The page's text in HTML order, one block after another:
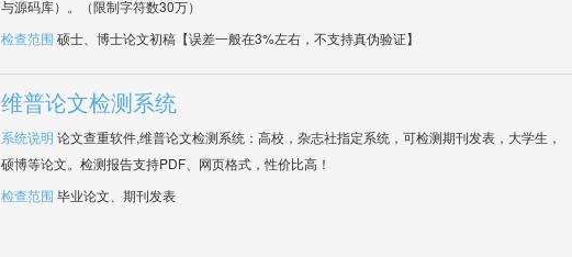
与源码库）。（限制字符数30万）
检查范围 硕士、博士论文初稿【误差一般在3%左右，不支持真伪验证】
维普论文检测系统
系统说明 论文查重软件,维普论文检测系统：高校，杂志社指定系统，可检测期刊发表，大学生，
硕博等论文。检测报告支持PDF、网页格式，性价比高！
检查范围 毕业论文、期刊发表